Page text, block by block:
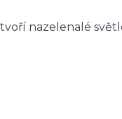
nazelenalé